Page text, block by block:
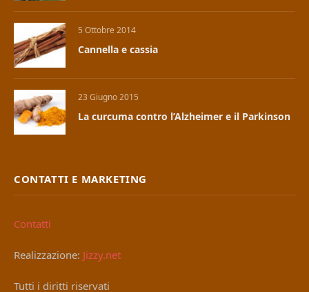
5 Ottobre 2014
Cannella e cassia
23 Giugno 2015
La curcuma contro l’Alzheimer e il Parkinson
CONTATTI E MARKETING
Contatti
Realizzazione: Jizzy.net
Tutti i diritti riservati